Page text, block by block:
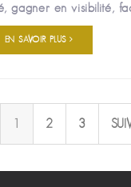
gagner en visibilité,
EN SAVOIR PLUS
2 3